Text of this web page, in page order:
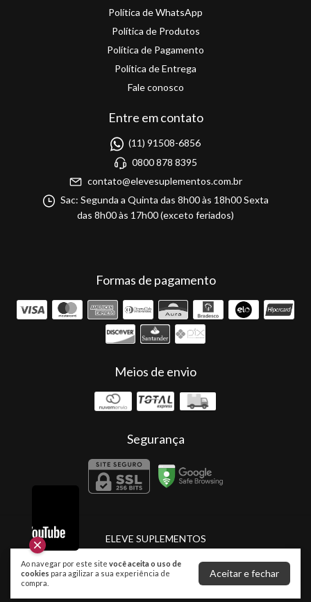
Ao navegar por este site você aceita o uso de
cookies para agilizar a sua experiência de
compra.
Aceitar e fechar
Política de WhatsApp
Política de Produtos
Política de Pagamento
Política de Entrega
Fale conosco
Entre em contato
(11) 91508-6856
0800 878 8395
contato@elevesuplementos.com.br
Sac: Segunda a Quinta das 8h00 às 18h00 Sexta
das 8h00 às 17h00 (exceto feriados)
Formas de pagamento
Meios de envio
Segurança
ELEVE SUPLEMENTOS
©2026. Eleve Suplementos - 53643221000144. Todos os direitos reservados.